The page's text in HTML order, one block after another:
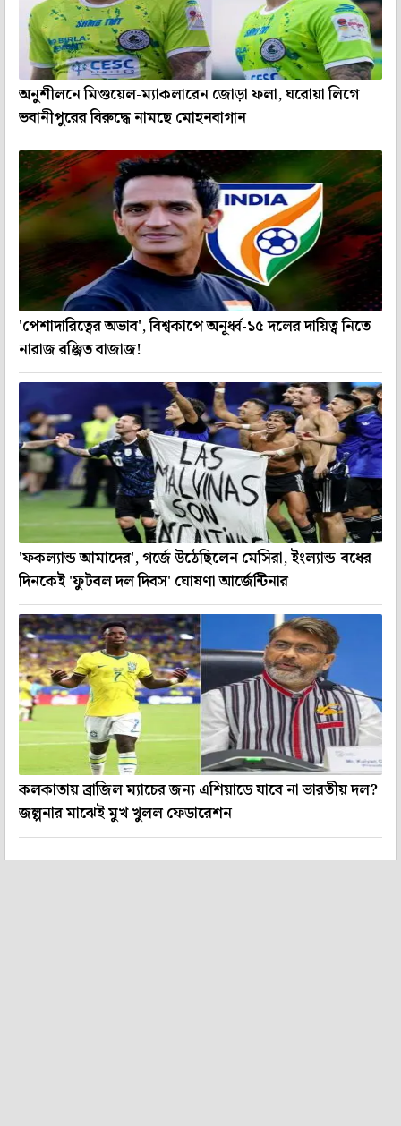
অনুশীলনে মিগুয়েল-ম্যাকলারেন জোড়া ফলা, ঘরোয়া লিগে
ভবানীপুরের বিরুদ্ধে নামছে মোহনবাগান
'পেশাদারিত্বের অভাব', বিশ্বকাপে অনূর্ধ্ব-১৫ দলের দায়িত্ব নিতে
নারাজ রঞ্জিত বাজাজ!
'ফকল্যান্ড আমাদের', গর্জে উঠেছিলেন মেসিরা, ইংল্যান্ড-বধের
দিনকেই 'ফুটবল দল দিবস' ঘোষণা আর্জেন্টিনার
কলকাতায় ব্রাজিল ম্যাচের জন্য এশিয়াডে যাবে না ভারতীয় দল?
জল্পনার মাঝেই মুখ খুলল ফেডারেশন